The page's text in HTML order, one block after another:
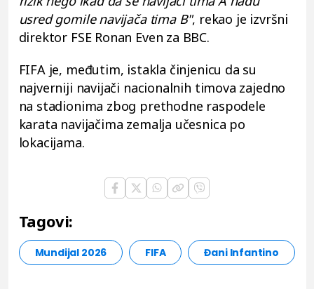
usred gomile navijača tima B", rekao je izvršni
direktor FSE Ronan Even za BBC.
FIFA je, međutim, istakla činjenicu da su
najverniji navijači nacionalnih timova zajedno
na stadionima zbog prethodne raspodele
karata navijačima zemalja učesnica po
lokacijama.
Tagovi:
Mundijal 2026 FIFA Đani Infantino